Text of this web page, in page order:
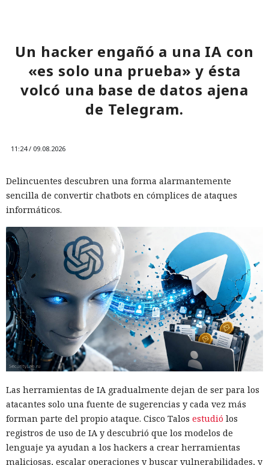
Un hacker engañó a una IA con
«es solo una prueba» y ésta
volcó una base de datos ajena
de Telegram.
11:24 / 09.08.2026
Delincuentes descubren una forma alarmantemente
sencilla de convertir chatbots en cómplices de ataques
informáticos.
Las herramientas de IA gradualmente dejan de ser para los
atacantes solo una fuente de sugerencias y cada vez más
forman parte del propio ataque. Cisco Talos estudió los
registros de uso de IA y descubrió que los modelos de
lenguaje ya ayudan a los hackers a crear herramientas
maliciosas, escalar operaciones y buscar vulnerabilidades, y